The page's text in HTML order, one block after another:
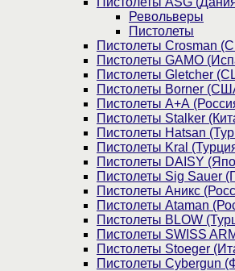
Револьверы
Пистолеты
Пистолеты Crosman
Пистолеты GAMO
Пистолеты Gletcher
Пистолеты Borner
Пистолеты А+А
Пистолеты Stalker
Пистолеты Hatsan
Пистолеты Kral
Пистолеты DAISY
Пистолеты Sig Sauer
Пистолеты Аникс
Пистолеты Ataman
Пистолеты BLOW
Пистолеты SWISS
Пистолеты Stoeger
Пистолеты Cybergun